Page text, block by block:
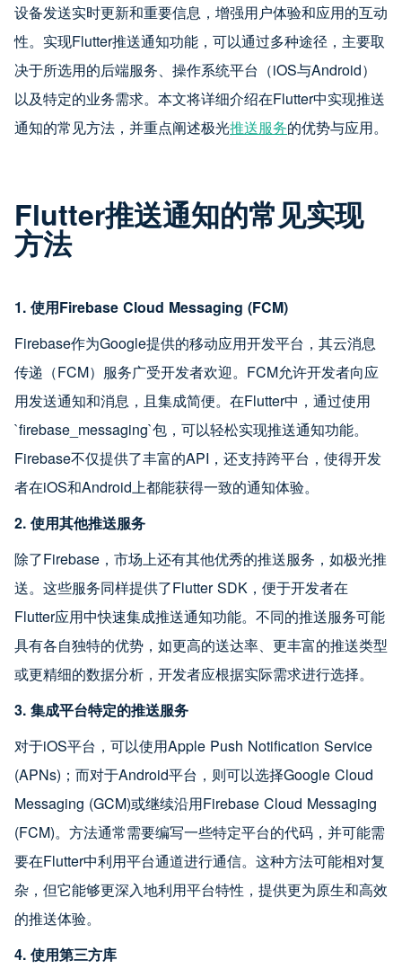
设备发送实时更新和重要信息，增强用户体验和应用的互动
性。实现Flutter推送通知功能，可以通过多种途径，主要取
决于所选用的后端服务、操作系统平台（iOS与Android）
以及特定的业务需求。本文将详细介绍在Flutter中实现推送
通知的常见方法，并重点阐述极光推送服务的优势与应用。
Flutter推送通知的常见实现
方法
1. 使用Firebase Cloud Messaging (FCM)
Firebase作为Google提供的移动应用开发平台，其云消息
传递（FCM）服务广受开发者欢迎。FCM允许开发者向应
用发送通知和消息，且集成简便。在Flutter中，通过使用
`firebase_messaging`包，可以轻松实现推送通知功能。
Firebase不仅提供了丰富的API，还支持跨平台，使得开发
者在iOS和Android上都能获得一致的通知体验。
2. 使用其他推送服务
除了Firebase，市场上还有其他优秀的推送服务，如极光推
送。这些服务同样提供了Flutter SDK，便于开发者在
Flutter应用中快速集成推送通知功能。不同的推送服务可能
具有各自独特的优势，如更高的送达率、更丰富的推送类型
或更精细的数据分析，开发者应根据实际需求进行选择。
3. 集成平台特定的推送服务
对于iOS平台，可以使用Apple Push Notification Service
(APNs)；而对于Android平台，则可以选择Google Cloud
Messaging (GCM)或继续沿用Firebase Cloud Messaging
(FCM)。方法通常需要编写一些特定平台的代码，并可能需
要在Flutter中利用平台通道进行通信。这种方法可能相对复
杂，但它能够更深入地利用平台特性，提供更为原生和高效
的推送体验。
4. 使用第三方库